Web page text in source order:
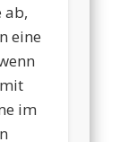
ab,
eine
im